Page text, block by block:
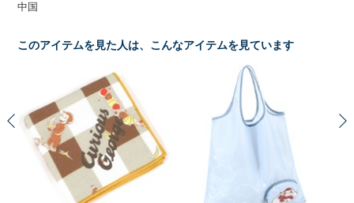
中国
このアイテムを見た人は、こんなアイテムを見ています